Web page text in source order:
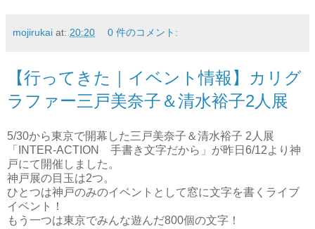
mojirukai at: 20:20 0 件のコメント:
【行ってきた｜イベント情報】カリグ
ラファー三戸美奈子＆清水裕子2人展
5/30から東京で開幕した三戸美奈子＆清水裕子 2人展
「INTER-ACTION 手書き文字だから」が昨日6/12より神
戸にて開催しました。
神戸展の目玉は2つ。
ひとつは神戸のみのイベントとして窓に文字を書くライブ
イベント！
もう一つは東京でみんな遊んだ800個の文字！